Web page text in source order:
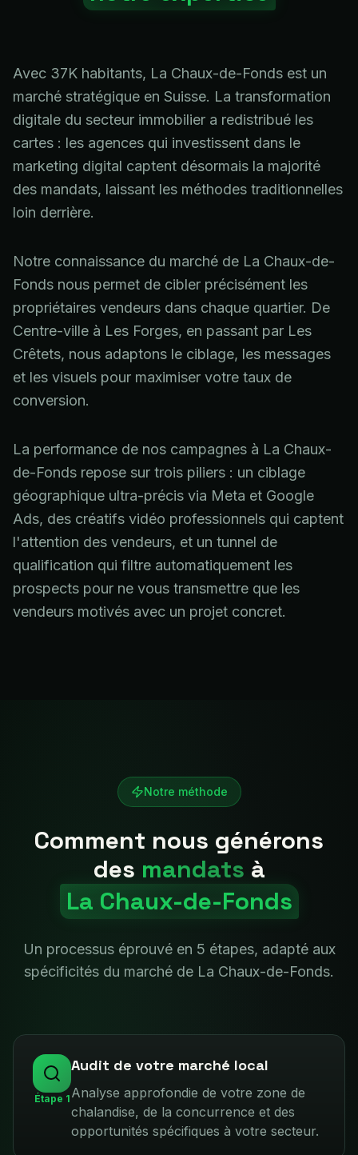
Avec 37K habitants, La Chaux-de-Fonds est un
marché stratégique en Suisse. La transformation
digitale du secteur immobilier a redistribué les
cartes : les agences qui investissent dans le
marketing digital captent désormais la majorité
des mandats, laissant les méthodes traditionnelles
loin derrière.
Notre connaissance du marché de La Chaux-de-
Fonds nous permet de cibler précisément les
propriétaires vendeurs dans chaque quartier. De
Centre-ville à Les Forges, en passant par Les
Crêtets, nous adaptons le ciblage, les messages
et les visuels pour maximiser votre taux de
conversion.
La performance de nos campagnes à La Chaux-
de-Fonds repose sur trois piliers : un ciblage
géographique ultra-précis via Meta et Google
Ads, des créatifs vidéo professionnels qui captent
l'attention des vendeurs, et un tunnel de
qualification qui filtre automatiquement les
prospects pour ne vous transmettre que les
vendeurs motivés avec un projet concret.
Notre méthode
Comment nous générons
des mandats à
La Chaux-de-Fonds
Un processus éprouvé en 5 étapes, adapté aux
spécificités du marché de La Chaux-de-Fonds.
Étape 1
Audit de votre marché local
Analyse approfondie de votre zone de
chalandise, de la concurrence et des
opportunités spécifiques à votre secteur.